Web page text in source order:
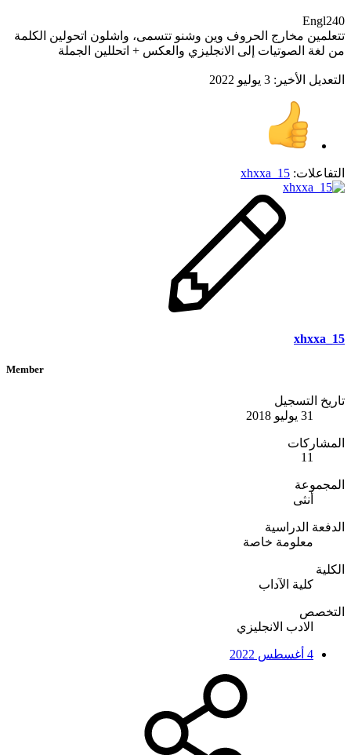
Engl240
تتعلمين مخارج الحروف وين وشنو تتسمى، واشلون اتحولين الكلمة
من لغة الصوتيات إلى الانجليزي والعكس + اتحللين الجملة
التعديل الأخير: 3 يوليو 2022
التفاعلات: xhxxa_15
xhxxa_15
Member
تاريخ التسجيل
31 يوليو 2018
المشاركات
11
المجموعة
أنثى
الدفعة الدراسية
معلومة خاصة
الكلية
كلية الآداب
التخصص
الادب الانجليزي
4 أغسطس 2022